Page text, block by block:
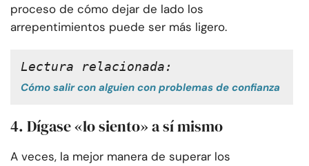
proceso de cómo dejar de lado los
arrepentimientos puede ser más ligero.
Lectura relacionada:
Cómo salir con alguien con problemas de confianza
4. Dígase «lo siento» a sí mismo
A veces, la mejor manera de superar los